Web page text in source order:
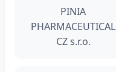
PINIA
PHARMACEUTICAL
CZ s.r.o.